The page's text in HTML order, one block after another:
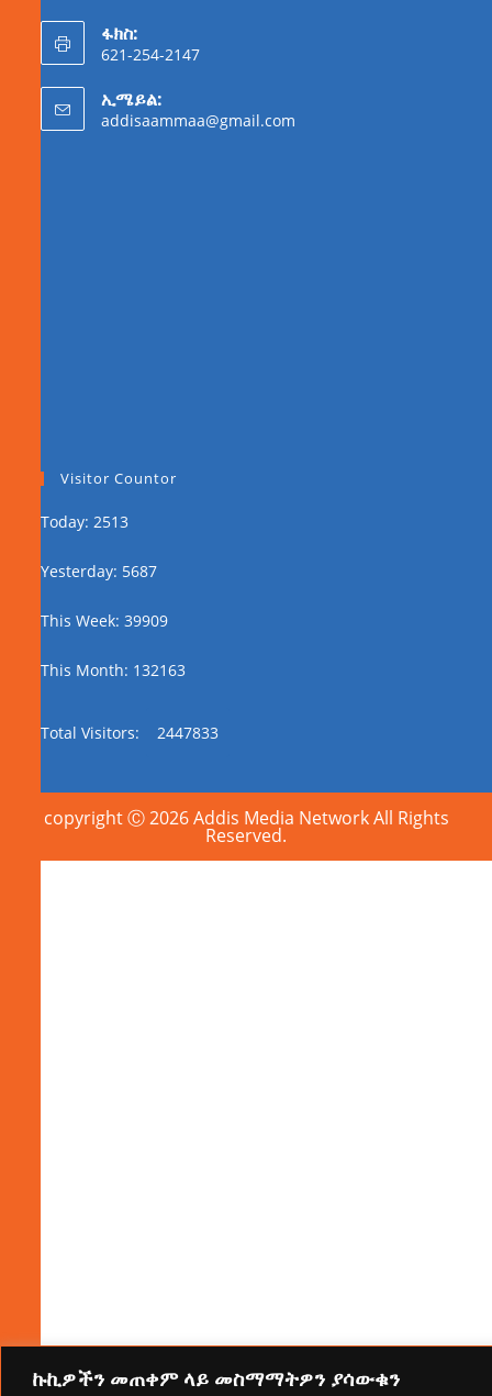
ኩኪዎችን መጠቀም ላይ መስማማትዎን ያሳውቁን
ፋክስ:
621-254-2147
ኢሜይል:
addisaammaa@gmail.com
Visitor Countor
Today: 2513
Yesterday: 5687
This Week: 39909
This Month: 132163
Total Visitors: 2447833
copyright Ⓒ 2026 Addis Media Network All Rights
Reserved.